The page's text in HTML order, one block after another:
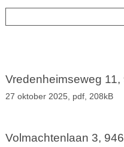
Vredenheimseweg
27 oktober 2025, pdf, 208kB
Volmachtenlaan 3,